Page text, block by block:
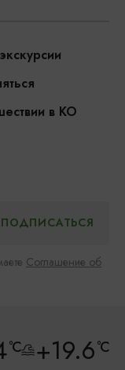
в КО
Соглашение об
°C +19.6°C